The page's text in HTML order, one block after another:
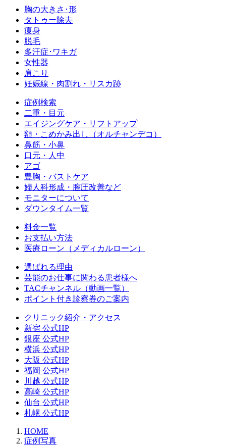
胸の大きさ･形
タトゥー除去
痩身
脱毛
多汗症･ワキガ
女性器
肩こり
妊娠線・肉割れ・リスカ跡
症例検索
二重・目元
エイジングケア・リフトアップ
額・こめかみ出し（オルチャンデコ）
鼻筋・小鼻
口元・人中
アゴ
豊胸・バストケア
婦人科形成・膣圧改善など
モニターについて
ダウンタイム一覧
料金一覧
お支払い方法
医療ローン（メディカルローン）
選ばれる理由
芸能のお仕事に関わる患者様へ
TACチャンネル（動画一覧）
ポイント付き診察券のご案内
クリニック紹介・アクセス
新宿 公式HP
銀座 公式HP
横浜 公式HP
大阪 公式HP
福岡 公式HP
川越 公式HP
高崎 公式HP
仙台 公式HP
札幌 公式HP
HOME
症例写真